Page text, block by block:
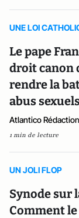
UNE LOI
Le pape
droit canon
rendre la
abus
Atlantico Rédaction
1 min de lecture
UN JOLI FLOP
Synode sur
Comment le